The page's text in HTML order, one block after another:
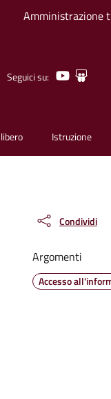
Amministrazione
Seguici su: Youtube
Istruzione
Condividi
Argomenti
Accesso